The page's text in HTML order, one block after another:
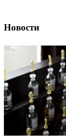
Новости